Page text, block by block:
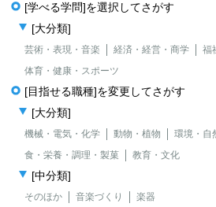
[学べる学問]を選択してさがす
[大分類]
芸術・表現・音楽 経済・経営・商学 福
体育・健康・スポーツ
[目指せる職種]を変更してさがす
[大分類]
機械・電気・化学 動物・植物
環境・自
食・栄養・調理・製菓
教育・文化
[中分類]
そのほか 音楽づくり 楽器